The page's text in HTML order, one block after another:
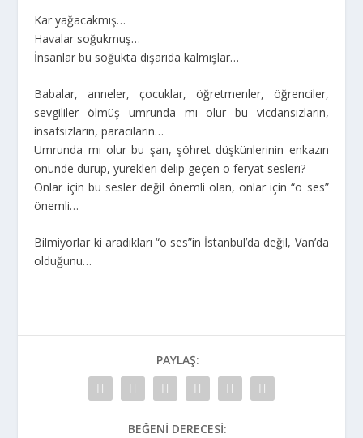
Kar yağacakmış…
Havalar soğukmuş…
İnsanlar bu soğukta dışarıda kalmışlar…
Babalar, anneler, çocuklar, öğretmenler, öğrenciler,
sevgililer ölmüş umrunda mı olur bu vicdansızların,
insafsızların, paracıların…
Umrunda mı olur bu şan, şöhret düşkünlerinin enkazın
önünde durup, yürekleri delip geçen o feryat sesleri?
Onlar için bu sesler değil önemli olan, onlar için “o ses”
önemli…
Bilmiyorlar ki aradıkları “o ses”in İstanbul’da değil, Van’da
olduğunu…
PAYLAŞ:
BEĞENI DERECESI: